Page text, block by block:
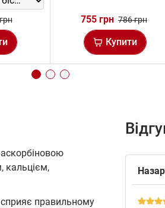
755 грн 786 грн
Купити
кальцієм,
сприяє правильному